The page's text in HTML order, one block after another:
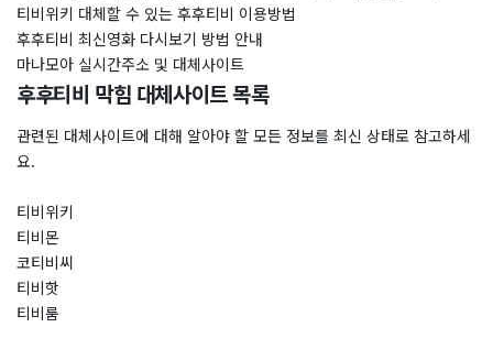
티비위키 대체할 수 있는 후후티비 이용방법
후후티비 최신영화 다시보기 방법 안내
마나모아 실시간주소 및 대체사이트
후후티비 막힘 대체사이트 목록
관련된 대체사이트에 대해 알아야 할 모든 정보를 최신 상태로 참고하세
요.
티비위키
티비몬
코티비씨
티비핫
티비룸